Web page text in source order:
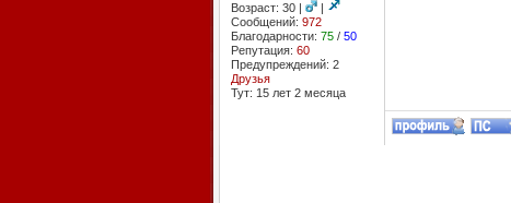
Возраст: 30 |
|
Сообщений: 972
Благодарности: 75/ 50
Репутация: 60
Предупреждений: 2
Друзья
Тут: 15 лет 2 месяцa